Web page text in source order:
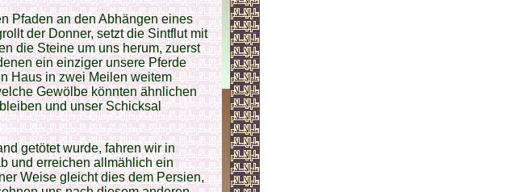
Pfaden an den Abhängen eines
der Donner, setzt die Sintflut mit
die Steine um uns herum, zuerst
ein einziger unsere Pferde
Haus in zwei Meilen weitem
Gewölbe könnten ähnlichen
und unser Schicksal
getötet wurde, fahren wir in
und erreichen allmählich ein
Weise gleicht dies dem Persien,